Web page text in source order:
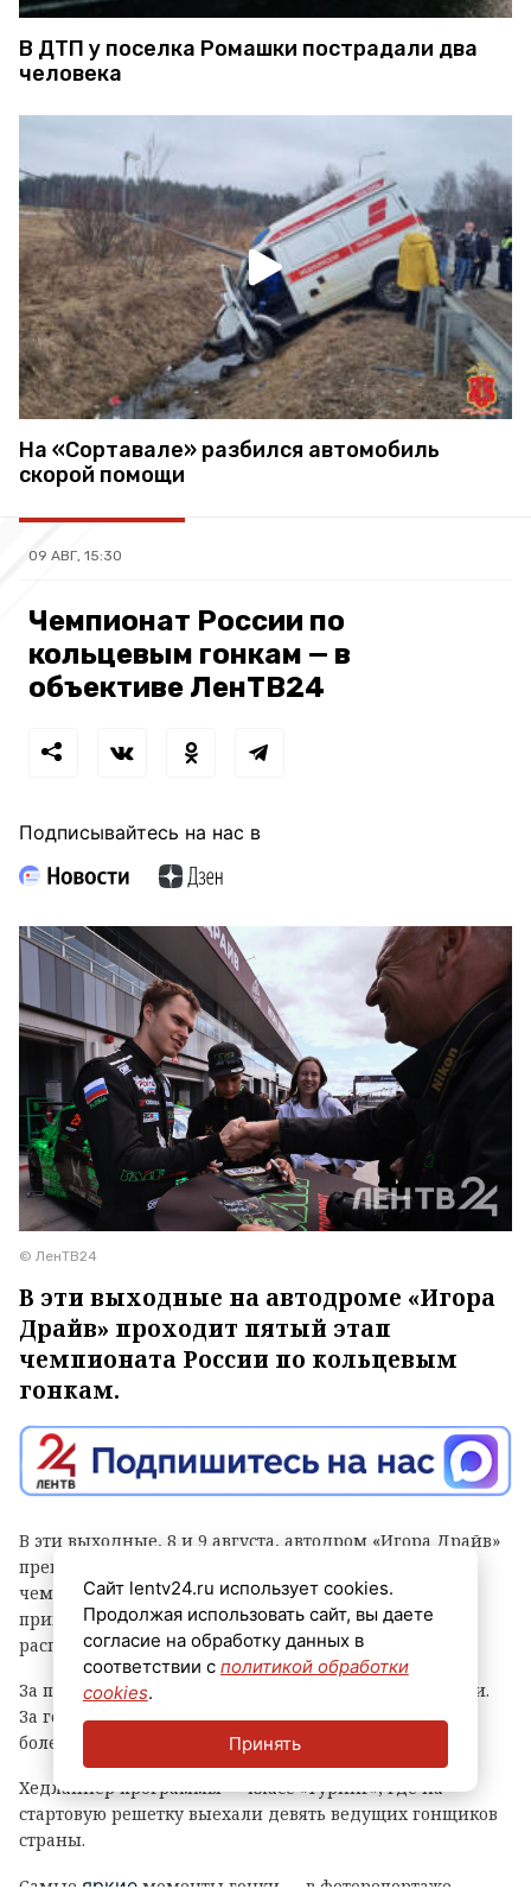
В ДТП у поселка Ромашки пострадали два
человека
На «Сортавале» разбился автомобиль
скорой помощи
09 АВГ, 15:30
Чемпионат России по
кольцевым гонкам — в
объективе ЛенТВ24
Подписывайтесь на нас в
© ЛенТВ24
В эти выходные на автодроме «Игора
Драйв» проходит пятый этап
чемпионата России по кольцевым
гонкам.
В эти выходные, 8 и 9 августа, автодром «Игора Драйв»
превратился в эпицентр главного кольцевого
чемпионата страны. Пятый этап престижной серии
принимает «Гатчинская дорожка», которая уже
распахнула ворота для зрителей и участников.
За победу будут бороться сильнейшие пилоты России.
За гонками наблюдают тысячи преданных
болельщиков.
Хедлайнер программы — класс «Туринг», где на
стартовую решетку выехали девять ведущих гонщиков
страны.
Сайт lentv24.ru использует cookies.
Продолжая использовать сайт, вы даете
согласие на обработку данных в
соответствии с политикой обработки
cookies.
Принять